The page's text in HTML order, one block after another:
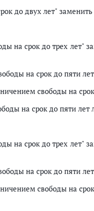
до двух лет"
на срок до трех лет"
на срок до пяти
свободы на
на срок до пяти лет
на срок до трех лет"
на срок до пяти
свободы на